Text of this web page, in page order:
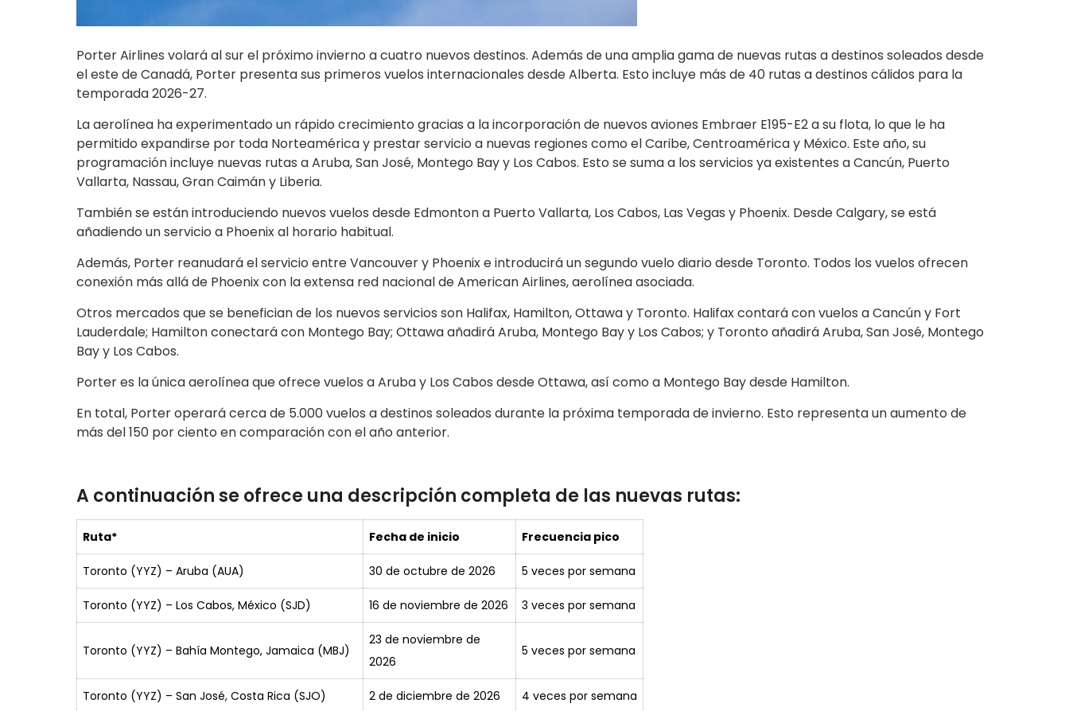
Porter Airlines volará al sur el próximo invierno a cuatro nuevos destinos. Además de una amplia gama de nuevas rutas a destinos soleados desde
el este de Canadá, Porter presenta sus primeros vuelos internacionales desde Alberta. Esto incluye más de 40 rutas a destinos cálidos para la
temporada 2026-27.
La aerolínea ha experimentado un rápido crecimiento gracias a la incorporación de nuevos aviones Embraer E195-E2 a su flota, lo que le ha
permitido expandirse por toda Norteamérica y prestar servicio a nuevas regiones como el Caribe, Centroamérica y México. Este año, su
programación incluye nuevas rutas a Aruba, San José, Montego Bay y Los Cabos. Esto se suma a los servicios ya existentes a Cancún, Puerto
Vallarta, Nassau, Gran Caimán y Liberia.
También se están introduciendo nuevos vuelos desde Edmonton a Puerto Vallarta, Los Cabos, Las Vegas y Phoenix. Desde Calgary, se está
añadiendo un servicio a Phoenix al horario habitual.
Además, Porter reanudará el servicio entre Vancouver y Phoenix e introducirá un segundo vuelo diario desde Toronto. Todos los vuelos ofrecen
conexión más allá de Phoenix con la extensa red nacional de American Airlines, aerolínea asociada.
Otros mercados que se benefician de los nuevos servicios son Halifax, Hamilton, Ottawa y Toronto. Halifax contará con vuelos a Cancún y Fort
Lauderdale; Hamilton conectará con Montego Bay; Ottawa añadirá Aruba, Montego Bay y Los Cabos; y Toronto añadirá Aruba, San José, Montego
Bay y Los Cabos.
Porter es la única aerolínea que ofrece vuelos a Aruba y Los Cabos desde Ottawa, así como a Montego Bay desde Hamilton.
En total, Porter operará cerca de 5.000 vuelos a destinos soleados durante la próxima temporada de invierno. Esto representa un aumento de
más del 150 por ciento en comparación con el año anterior.
A continuación se ofrece una descripción completa de las nuevas rutas:
Ruta* Fecha de inicio Frecuencia pico
Toronto (YYZ) – Aruba (AUA) 30 de octubre de 2026 5 veces por semana
Toronto (YYZ) – Los Cabos, México (SJD) 16 de noviembre de 2026 3 veces por semana
Toronto (YYZ) – Bahía Montego, Jamaica (MBJ)
23 de noviembre de
2026
5 veces por semana
Toronto (YYZ) – San José, Costa Rica (SJO) 2 de diciembre de 2026 4 veces por semana